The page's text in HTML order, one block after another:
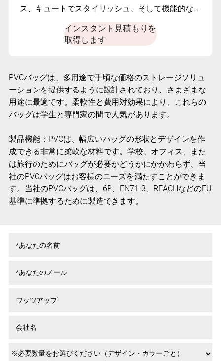
ス、キュートでスタイリッシュ、そして機能的なス
インスタント見積もりを
取得します
PVCバッグは、多用途で手頃な価格のストレージソリュ
ーションを提供するように設計されており、さまざまな
用途に最適です。柔軟性と費用対効果により、これらの
バッグは学生と専門家の間で人気があります。
製品機能：PVCは、幅広いバッグの形状とデザインを作
成できる非常に柔軟な材料です。学校、オフィス、また
は旅行のためにバッグが必要かどうかにかかわらず、当
社のPVCバッグはお客様のニーズを満たすことができま
す。当社のPVCバッグは、6P、EN71-3、REACHなどのEU
基準に準拠するために製造できます。